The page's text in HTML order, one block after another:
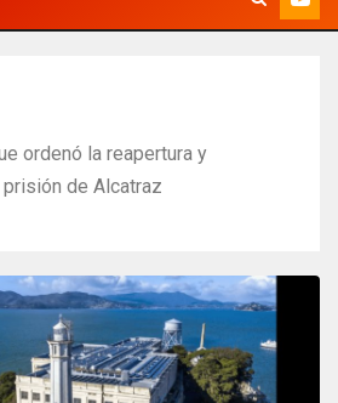
ordenó la reapertura y
de Alcatraz